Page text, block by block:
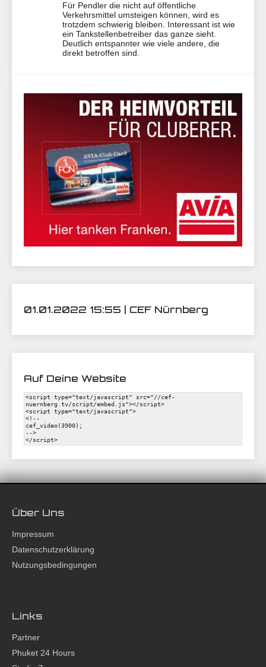
Für Pendler die nicht auf öffentliche
Verkehrsmittel umsteigen können, wird es
trotzdem schwierig bleiben. Interessant ist wie
ein Tankstellenbetreiber das ganze sieht.
Deutlich entspannter wie viele andere, die
direkt betroffen sind.
01.01.2022 15:55 | CEF Nürnberg
Auf Deine Website
Über Uns
Impressum
Datenschutzerklärung
Nutzungsbedingungen
Links
Partner
Phuket 24 Hours